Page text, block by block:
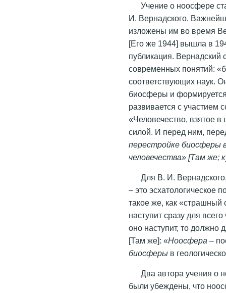
Учение о ноосфере
И. Вернадского.
изложены им во время
[Его же 1944] вышла в
публикация. Вернадский
современных понятий:
соответствующих наук.
биосферы и
развивается с участием
«Человечество, взятое
силой. И перед ним,
перестройке биосферы
человечества» [Там же;
Для В. И.
– это эсхатологическое
такое же, как «страшный
наступит сразу для
оно наступит, то должно
[Там же]: «Ноосфера –
биосферы в
Два автора учения о
были убеждены, что